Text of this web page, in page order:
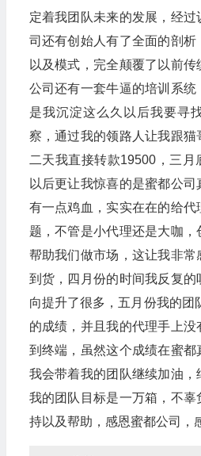
定着我团队未来的发展，经
司还有创始人有了全面的剖析
以及模式，完全颠覆了以前传
公司还有一套牛逼的培训系
是我沉淀这么久以后我要寻
察，通过我的领路人让我跟
二天我直接转款19500，三月
以后更让我惊喜的是蜜都公
有一点鸡血，实实在在的给代
题，不管是小代理还是大咖
帮助我们做市场，这让我非
到货，四月份的时间我反复
向提升了很多，五月份我的团
的成绩，并且我的代理手上
到终端，虽然这个成绩在蜜
我会带着我的团队继续加油
我的团队目标是一万箱，不
持以及帮助，感恩蜜都公司，